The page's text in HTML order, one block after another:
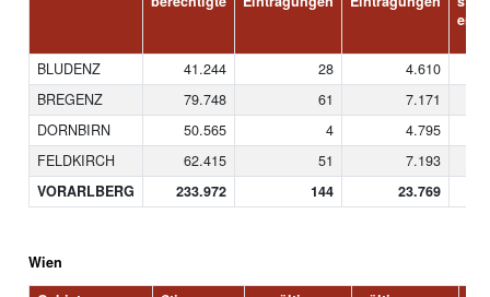
BLUDENZ 41.244 28
4.610
BREGENZ
79.748 61
7.171
DORNBIRN
50.565 4
4.795
FELDKIRCH
62.415 51
7.193
VORARLBERG
233.972 144 23.769
Wien